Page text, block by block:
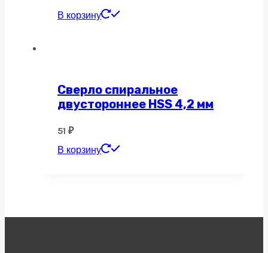
В корзину
Сверло спиральное
двустороннее HSS 4,2 мм
51 ₽
В корзину